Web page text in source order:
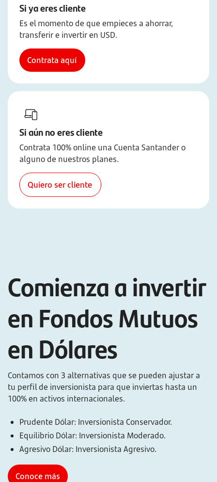
Si ya eres cliente
Es el momento de que empieces a ahorrar,
transferir e invertir en USD.
Contrata aquí
Si aún no eres cliente
Contrata 100% online una Cuenta Santander o
alguno de nuestros planes.
Quiero ser cliente
Comienza a invertir
en Fondos Mutuos
en Dólares
Contamos con 3 alternativas que se pueden ajustar a
tu perfil de inversionista para que inviertas hasta un
100% en activos internacionales.
Prudente Dólar: Inversionista Conservador.
Equilibrio Dólar: Inversionista Moderado.
Agresivo Dólar: Inversionista Agresivo.
Conoce más